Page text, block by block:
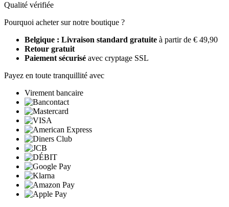
Qualité vérifiée
Pourquoi acheter sur notre boutique ?
Belgique : Livraison standard gratuite à partir de € 49,90
Retour gratuit
Paiement sécurisé avec cryptage SSL
Payez en toute tranquillité avec
Virement bancaire